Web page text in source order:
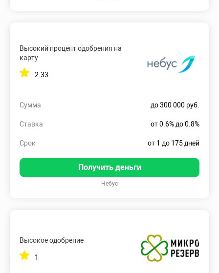
Высокий процент одобрения на
карту
2.33
Сумма до 300 000 руб.
Ставка от 0.6% до 0.8%
Срок от 1 до 175 дней
Получить деньги
Небус
Высокое одобрение
1